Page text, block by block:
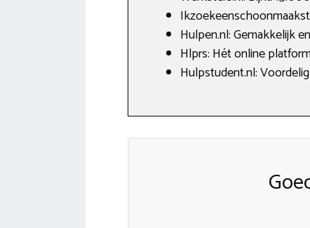
Hulpen.nl: Gemakkelijk
Hlprs: Hét online
Hulpstudent.nl: